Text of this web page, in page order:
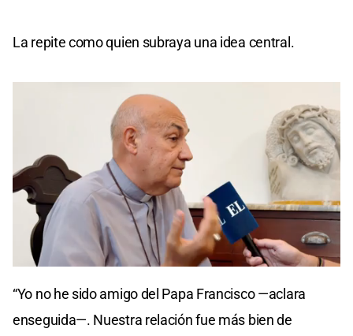
La repite como quien subraya una idea central.
52
“Yo no he sido amigo del Papa Francisco —aclara
enseguida—. Nuestra relación fue más bien de